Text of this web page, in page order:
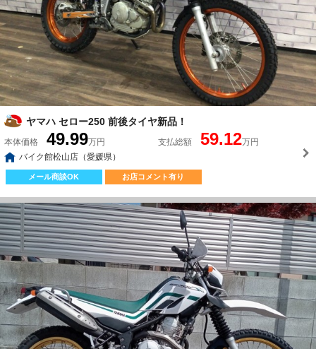
ヤマハ セロー250 前後タイヤ新品！
本体価格 49.99万円 支払総額 59.12万円
バイク館松山店（愛媛県）
メール商談OK お店コメント有り